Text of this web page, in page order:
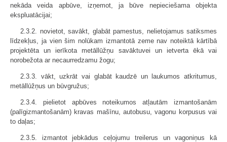
nekāda veida apbūve, izņemot, ja būve nepieciešama objekta
ekspluatācijai;
2.3.2. novietot, savākt, glabāt pamestus, nelietojamus satiksmes
līdzekļus, ja vien šim nolūkam izmantotā zeme nav noteiktā kārtībā
projektēta un ierīkota metāllūžņu savāktuvei un ietverta ēkā vai
norobežota ar necaurredzamu žogu;
2.3.3. vākt, uzkrāt vai glabāt kaudzē un laukumos atkritumus,
metāllūžņus un būvgružus;
2.3.4. pielietot apbūves noteikumos atļautām izmantošanām
(palīgizmantošanām) kravas mašīnu, autobusu, vagonu korpusus vai
to daļas;
2.3.5. izmantot jebkādus ceļojumu treilerus un vagoniņus kā